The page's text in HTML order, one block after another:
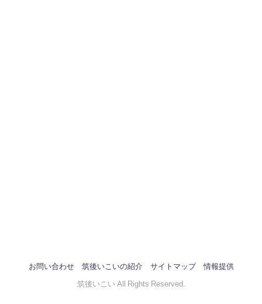
お問い合わせ 筑後いこいの紹介 サイトマップ 情報提供
筑後いこい All Rights Reserved.